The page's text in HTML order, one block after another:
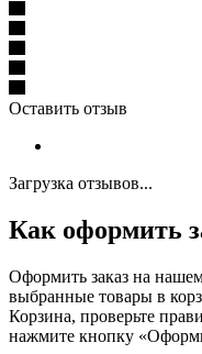
Оставить отзыв
Загрузка отзывов...
Как оформить
Оформить заказ на
выбранные товары в
Корзина, проверьте
нажмите кнопку